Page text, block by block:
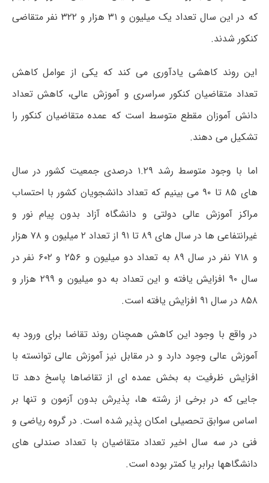
که در این سال تعداد یک میلیون و ۳۱ هزار و ۳۲۲ نفر متقاضی
کنکور شدند.
این روند کاهشی یادآوری می کند که یکی از عوامل کاهش
تعداد متقاضیان کنکور سراسری و آموزش عالی، کاهش تعداد
دانش آموزان مقطع متوسط است که عمده متقاضیان کنکور را
تشکیل می دهند.
اما با وجود متوسط رشد ۱.۲۹ درصدی جمعیت کشور در سال
های ۸۵ تا ۹۰ می بینیم که تعداد دانشجویان کشور با احتساب
مراکز آموزش عالی دولتی و دانشگاه آزاد بدون پیام نور و
غیرانتفاعی ها در سال های ۸۹ تا ۹۱ از تعداد ۲ میلیون و ۷۸ هزار
و ۷۱۸ نفر در سال ۸۹ به تعداد دو میلیون و ۲۵۶ و ۶۰۲ نفر در
سال ۹۰ افزایش یافته و این تعداد به دو میلیون و ۲۹۹ هزار و
۸۵۸ در سال ۹۱ افزایش یافته است.
در واقع با وجود این کاهش همچنان روند تقاضا برای ورود به
آموزش عالی وجود دارد و در مقابل نیز آموزش عالی توانسته با
افزایش ظرفیت به بخش عمده ای از تقاضاها پاسخ دهد تا
جایی که در برخی از رشته ها، پذیرش بدون آزمون و تنها بر
اساس سوابق تحصیلی امکان پذیر شده است. در گروه ریاضی و
فنی در سه سال اخیر تعداد متقاضیان با تعداد صندلی های
دانشگاهها برابر یا کمتر بوده است.